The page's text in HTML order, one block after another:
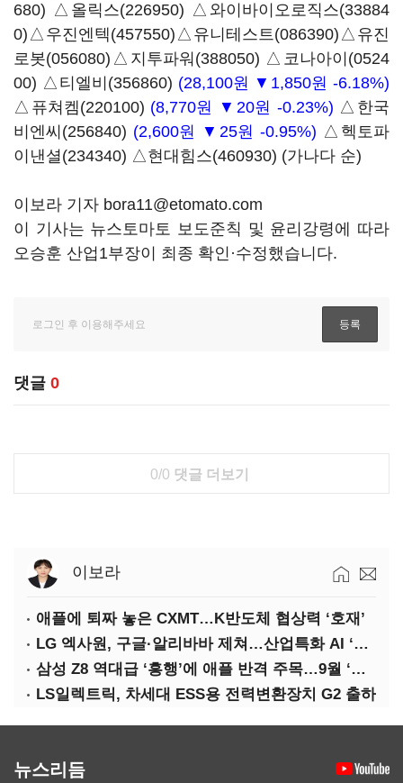
680) △ 올릭스(226950) △ 와이바이오로직스(33884
0) △ 우진엔텍(457550) △ 유니테스트(086390) △ 유진
로봇(056080) △ 지투파워(388050) △ 코나아이(0524
00) △ 티엘비(356860) (28,100원 ▼1,850원 -6.18%)
△ 퓨쳐켐(220100) (8,770원 ▼20원 -0.23%) △ 한국
비엔씨(256840) (2,600원 ▼25원 -0.95%) △ 헥토파
이낸셜(234340) △현대힘스(460930) (가나다 순)
이보라 기자 bora11@etomato.com
이 기사는 뉴스토마토 보도준칙 및 윤리강령에 따라
오승훈 산업1부장이 최종 확인·수정했습니다.
댓글 0
0/0 댓글 더보기
이보라
애플에 퇴짜 놓은 CXMT…K반도체 협상력 ‘호재’
LG 엑사원, 구글·알리바바 제쳐…산업특화 AI ‘속도’
삼성 Z8 역대급 ‘흥행’에 애플 반격 주목…9월 ‘폴더블 대전’
LS일렉트릭, 차세대 ESS용 전력변환장치 G2 출하
뉴스리듬